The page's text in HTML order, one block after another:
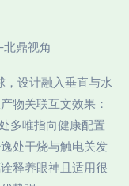
鼎视角
设计融入垂直与水
物关联互文效果：
多唯指向健康配置
处干烧与触电关发
释养眼神且适用很